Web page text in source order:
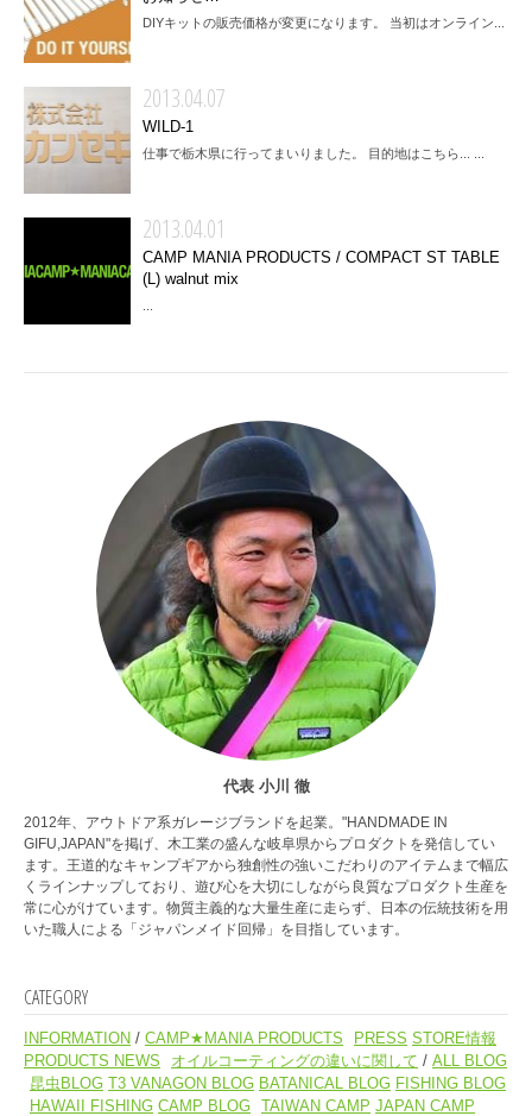
DIYキットの販売価格が変更になります。 当初はオンライン...
2013.04.07
WILD-1
仕事で栃木県に行ってまいりました。 目的地はこちら... ...
2013.04.01
CAMP MANIA PRODUCTS / COMPACT ST TABLE
(L) walnut mix
代表 小川 徹
2012年、アウトドア系ガレージブランドを起業。"HANDMADE IN
GIFU,JAPAN"を掲げ、木工業の盛んな岐阜県からプロダクトを発信してい
ます。王道的なキャンプギアから独創性の強いこだわりのアイテムまで幅広
くラインナップしており、遊び心を大切にしながら良質なプロダクト生産を
常に心がけています。物質主義的な大量生産に走らず、日本の伝統技術を用
いた職人による「ジャパンメイド回帰」を目指しています。
CATEGORY
INFORMATION CAMP★MANIA PRODUCTS PRESS STORE情報
PRODUCTS NEWS
オイルコーティングの違いに関して
ALL BLOG
昆虫BLOG T3 VANAGON BLOG BATANICAL BLOG FISHING BLOG
HAWAII FISHING CAMP BLOG TAIWAN CAMP JAPAN CAMP